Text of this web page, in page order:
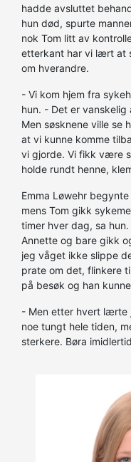
hadde avsluttet
hun død, spurte
nok Tom litt av
etterkant har vi lært at
om hverandre.
- Vi kom hjem fra
hun. - Det er
Men søsknene ville se
at vi kunne komme
vi gjorde. Vi fikk være
holde rundt henne,
Emma Løwehr
mens Tom gikk
timer hver dag, sa
Annette og bare gikk
jeg våget ikke slippe
prate om det, flinkere
på besøk og han
- Men etter hvert lærte
noe tungt hele tiden,
sterkere. Børa